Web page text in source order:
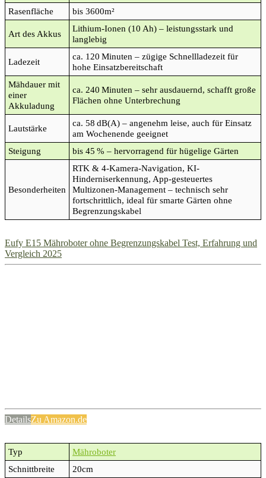
Rasenfläche
bis 3600m²
Art des Akkus
Lithium-Ionen (10 Ah) – leistungsstark und
langlebig
Ladezeit
ca. 120 Minuten – zügige Schnellladezeit für
hohe Einsatzbereitschaft
Mähdauer mit
einer
Akkuladung
ca. 240 Minuten – sehr ausdauernd, schafft große
Flächen ohne Unterbrechung
Lautstärke
ca. 58 dB(A) – angenehm leise, auch für Einsatz
am Wochenende geeignet
Steigung
bis 45 % – hervorragend für hügelige Gärten
Besonderheiten
RTK & 4-Kamera-Navigation, KI-
Hinderniserkennung, App-gesteuertes
Multizonen-Management – technisch sehr
fortschrittlich, ideal für smarte Gärten ohne
Begrenzungskabel
Eufy E15 Mähroboter ohne Begrenzungskabel Test, Erfahrung und
Vergleich 2025
DetailsZu Amazon.de
Typ
Mähroboter
Schnittbreite
20cm